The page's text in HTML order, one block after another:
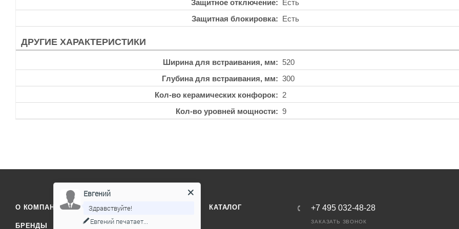
Защитное отключение
Есть
Защитная блокировка
Есть
ДРУГИЕ ХАРАКТЕРИСТИКИ
Ширина для встраивания, мм
520
Глубина для встраивания, мм
300
Кол-во керамических конфорок
2
Кол-во уровней мощности
9
О КОМПАНИИ ОТЗЫВЫ КАТАЛОГ
БРЕНДЫ
+7 495 032-48-28
ЗАКАЗАТЬ ЗВОНОК
Евгений
Здравствуйте!
Евгений печатает...